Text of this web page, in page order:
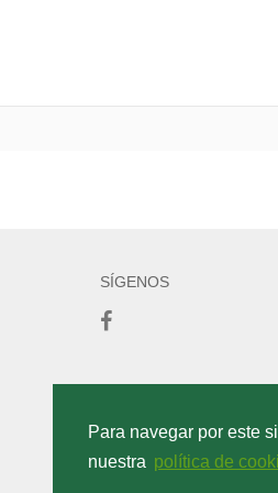
Para navegar por este
nuestra política de
SÍGENOS